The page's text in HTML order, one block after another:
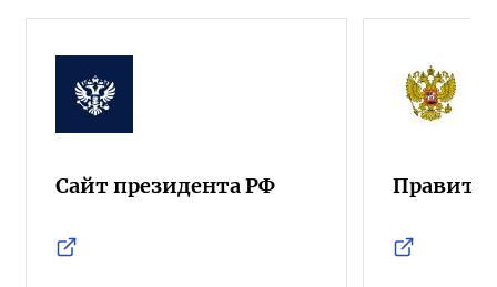
Сайт президента РФ